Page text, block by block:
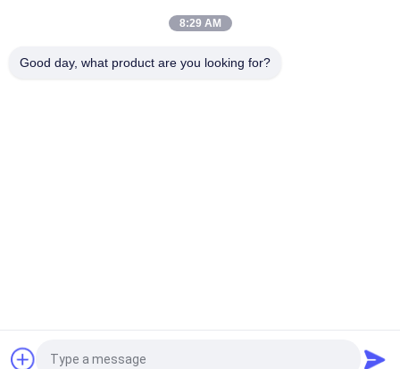
Топ
Сепаратор
Запрос Цитировать
8:29 AM
Good day, what product are you looking for?